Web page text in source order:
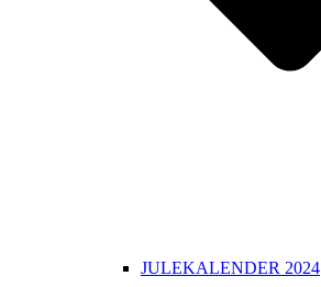
JULEKALENDER 2024